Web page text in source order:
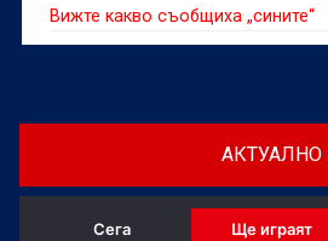
Вижте какво съобщиха „сините“
АКТУАЛНО
Сега Ще играят